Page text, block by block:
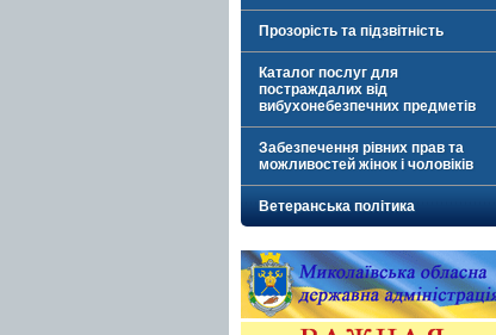
Прозорість та підзвітність
Каталог послуг для
постраждалих від
вибухонебезпечних предметів
Забезпечення рівних прав та
можливостей жінок і чоловіків
Ветеранська політика